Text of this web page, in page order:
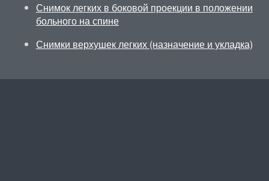
Снимок легких в боковой проекции в положении
больного на спине
Снимки верхушек легких (назначение и укладка)